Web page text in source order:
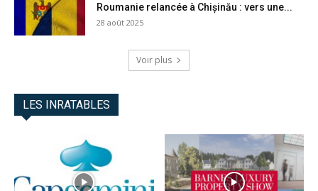
Roumanie relancée à Chișinău : vers une...
28 août 2025
Voir plus
LES INRATABLES